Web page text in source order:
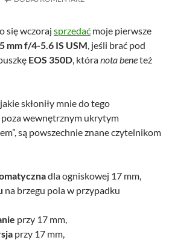
się wczoraj sprzedać moje pierwsze
mm f/4-5.6 IS USM, jeśli brać pod
EOS 350D, któranota beneteż
skłoniły mnie do tego
wewnętrznym ukrytym
są powszechnie znane czytelnikom
dla ogniskowej 17 mm,
na brzegu pola w przypadku
przy 17 mm,
przy 17 mm,